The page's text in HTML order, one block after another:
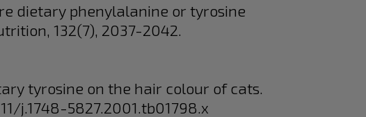
dietary phenylalanine or tyrosine
132(7), 2037-2042.
tyrosine on the hair colour of cats.
j.1748-5827.2001.tb01798.x